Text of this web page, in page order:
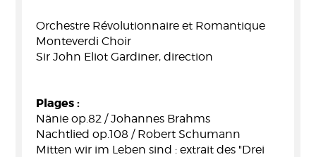
Orchestre Révolutionnaire et Romantique
Monteverdi Choir
Sir John Eliot Gardiner, direction
Plages :
Nänie op.82 / Johannes Brahms
Nachtlied op.108 / Robert Schumann
Mitten wir im Leben sind : extrait des "Drei